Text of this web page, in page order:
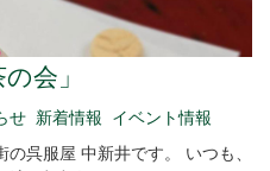
会」
せ 新着情報 イベント情報
呉服屋 中新井です。 いつも、